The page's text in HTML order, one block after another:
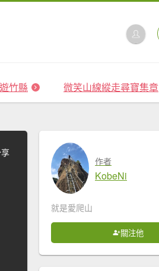
竹縣 微笑山線縱走尋寶集章
作者
KobeNi
就是愛爬山
關注他